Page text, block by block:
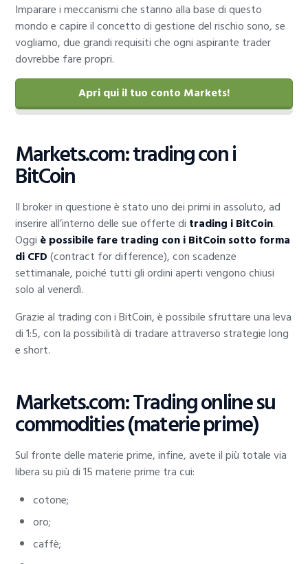
Imparare i meccanismi che stanno alla base di questo
mondo e capire il concetto di gestione del rischio sono, se
vogliamo, due grandi requisiti che ogni aspirante trader
dovrebbe fare propri.
Apri qui il tuo conto Markets!
Markets.com: trading con i
BitCoin
Il broker in questione è stato uno dei primi in assoluto, ad
inserire all’interno delle sue offerte di trading i BitCoin.
Oggi è possibile fare trading con i BitCoin sotto forma
di CFD(contract for difference), con scadenze
settimanale, poiché tutti gli ordini aperti vengono chiusi
solo al venerdì.
Grazie al trading con i BitCoin, è possibile sfruttare una leva
di 1:5, con la possibilità di tradare attraverso strategie long
e short.
Markets.com: Trading online su
commodities (materie prime)
Sul fronte delle materie prime, infine, avete il più totale via
libera su più di 15 materie prime tra cui:
cotone;
oro;
caffè;